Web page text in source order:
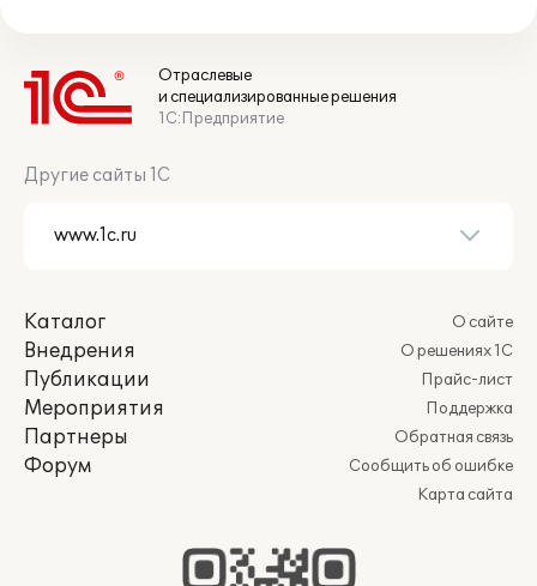
Отраслевые
и специализированные решения
1С:Предприятие
Другие сайты 1С
Каталог
Внедрения
Публикации
Мероприятия
Партнеры
Форум
О сайте
О решениях 1С
Прайс-лист
Поддержка
Обратная связь
Сообщить об ошибке
Карта сайта